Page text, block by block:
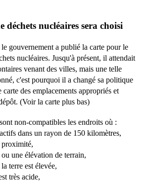
déchets nucléaires sera choisi
gouvernement a publié la carte pour le
nucléaires. Jusqu'à présent, il attendait
venant des villes, mais une telle
c'est pourquoi il a changé sa politique
des emplacements appropriés et
(Voir la carte plus bas)
non-compatibles les endroits où :
dans un rayon de 150 kilomètres,
proximité,
une élévation de terrain,
terre est élevée,
très acide,